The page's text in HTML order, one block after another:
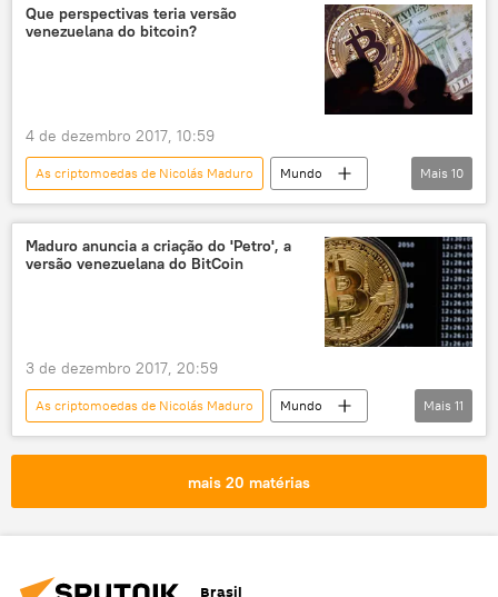
Criptomoedas: a revolução financeira silenciosa
Venezuela
Ricardo Teixeira
FMI
criptomoeda
Economia
Nicolás Maduro
Que perspectivas teria versão
venezuelana do bitcoin?
4 de dezembro 2017, 10:59
As criptomoedas de Nicolás Maduro
Mundo
Américas
Economia
Notícias
Criptomoedas: a revolução financeira silenciosa
Venezuela
bitcoin
criptomoeda
Nicolás Maduro
Mais 10
Maduro anuncia a criação do 'Petro', a
versão venezuelana do BitCoin
3 de dezembro 2017, 20:59
As criptomoedas de Nicolás Maduro
Mundo
Américas
Economia
Notícias
Ministério da Educação, Ciência e Tecnologia da Venezuela
bitcoin
Petro
criptomoeda
Mais 11
mais 20 matérias
Brasil